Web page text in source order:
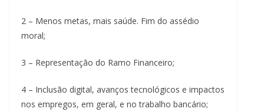
2 – Menos metas, mais saúde. Fim do assédio
moral;
3 – Representação do Ramo Financeiro;
4 – Inclusão digital, avanços tecnológicos e impactos
nos empregos, em geral, e no trabalho bancário;